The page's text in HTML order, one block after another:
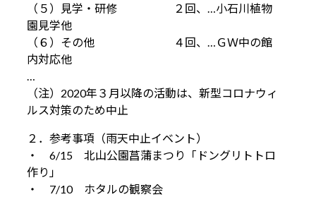
（５）見学・研修 ２回、…小石川植物
園見学他
（６）その他 ４回、…ＧＷ中の館
内対応他
…
（注）2020年３月以降の活動は、新型コロナウィ
ルス対策のため中止
２．参考事項（雨天中止イベント）
・ 6/15 北山公園菖蒲まつり「ドングリトトロ
作り」
・ 7/10 ホタルの観察会